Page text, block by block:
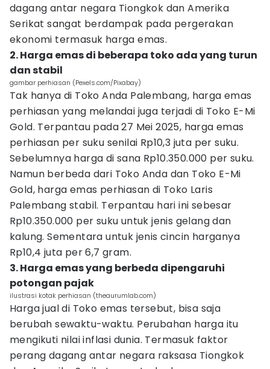
dagang antar negara Tiongkok dan Amerika
Serikat sangat berdampak pada pergerakan
ekonomi termasuk harga emas.
2. Harga emas di beberapa toko ada yang turun
dan stabil
gambar perhiasan (Pexels.com/Pixabay)
Tak hanya di Toko Anda Palembang, harga emas
perhiasan yang melandai juga terjadi di Toko E-Mi
Gold. Terpantau pada 27 Mei 2025, harga emas
perhiasan per suku senilai Rp10,3 juta per suku.
Sebelumnya harga di sana Rp10.350.000 per suku.
Namun berbeda dari Toko Anda dan Toko E-Mi
Gold, harga emas perhiasan di Toko Laris
Palembang stabil. Terpantau hari ini sebesar
Rp10.350.000 per suku untuk jenis gelang dan
kalung. Sementara untuk jenis cincin harganya
Rp10,4 juta per 6,7 gram.
3. Harga emas yang berbeda dipengaruhi
potongan pajak
ilustrasi kotak perhiasan (theaurumlab.com)
Harga jual di Toko emas tersebut, bisa saja
berubah sewaktu-waktu. Perubahan harga itu
mengikuti nilai inflasi dunia. Termasuk faktor
perang dagang antar negara raksasa Tiongkok